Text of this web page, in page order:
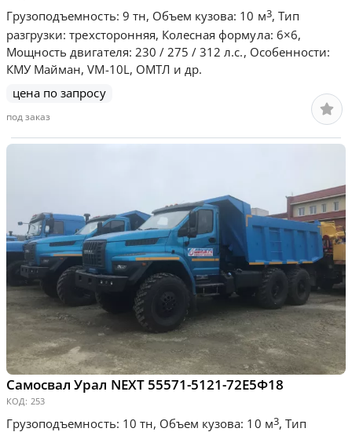
Грузоподъемность: 9 тн, Объем кузова: 10 м3, Тип
разгрузки: трехсторонняя, Колесная формула: 6×6,
Мощность двигателя: 230 / 275 / 312 л.с., Особенности:
КМУ Майман, VM-10L, ОМТЛ и др.
цена по запросу
под заказ
Самосвал Урал NEXT 55571-5121-72Е5Ф18
КОД: 253
Грузоподъемность: 10 тн, Объем кузова: 10 м3, Тип